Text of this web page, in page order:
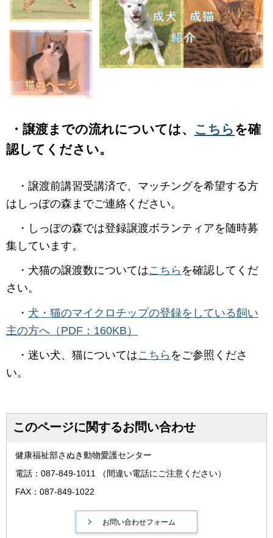
・譲渡までの流れについては、 こちら を確
認してください。
・譲渡前講習受講済で、マッチングを希望する方
はしっぽの森までご連絡ください。
・しっぽの森では登録譲渡ボランティアを随時募
集しています。
・犬猫の譲渡数についてはこちら を確認してくだ
さい。
・ 犬・猫のマイクロチップの登録をしている飼い
主の方へ（PDF：160KB）
・迷い犬、猫についてはこちら をご参照くださ
い。
このページに関するお問い合わせ
健康福祉部さぬき動物愛護センター
電話：087-849-1011 （間違い電話にご注意ください）
FAX：087-849-1022